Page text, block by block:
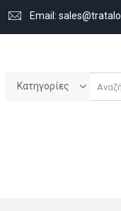
Email:
Κατηγορίες